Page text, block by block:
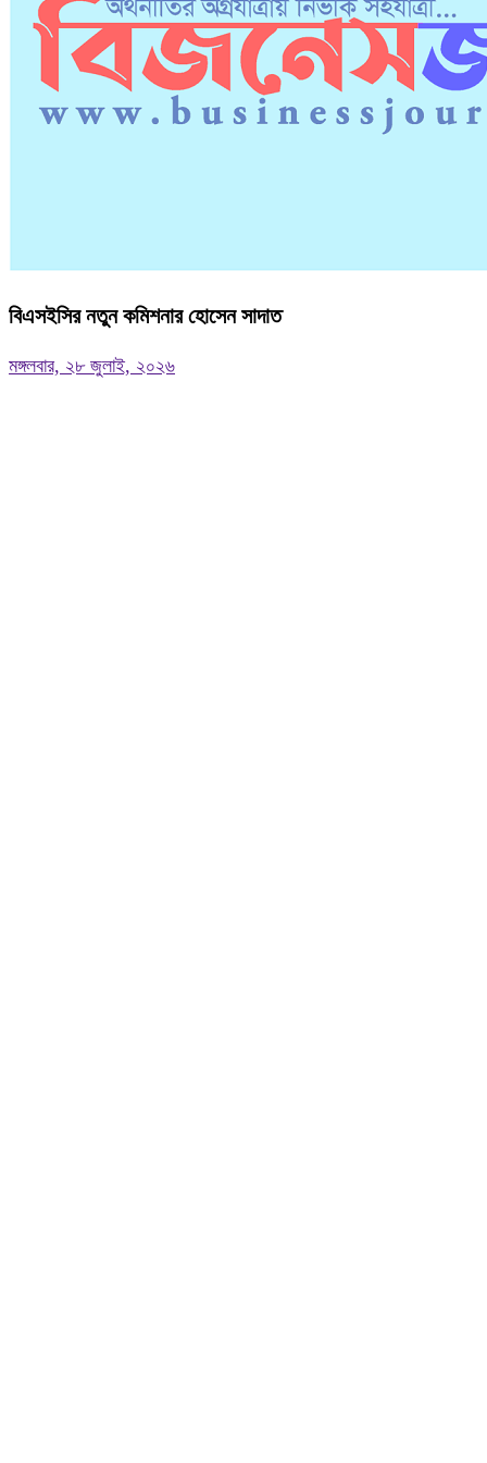
বিএসইসির নতুন কমিশনার হোসেন সাদাত
মঙ্গলবার, ২৮ জুলাই, ২০২৬